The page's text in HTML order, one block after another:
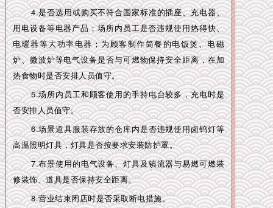
4.是否选用或购买不符合国家标准的插座、充电器、
用电设备等电器产品；场所内员工是否违规使用热得快、
电暖器等大功率电器；为顾客制作简餐的电饭煲、电磁
炉、微波炉等电气设备是否与可燃物保持安全距离，在加
热食物时是否安排人员值守。
5.场所内员工和顾客使用的手持电台较多，充电时是
否安排人员值守。
6.场景道具服装存放的仓库内是否违规使用卤钨灯等
高温照明灯具，灯具是否按要求安装防护罩。
7.布景使用的电气设备、灯具及镇流器与易燃可燃装
修装饰、道具是否保持安全距离。
8.营业结束闭店时是否采取断电措施。